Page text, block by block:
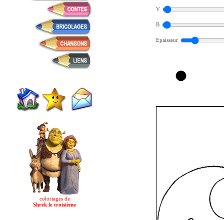
coloriages de
Shrek le troisième
V
B
Epaisseur